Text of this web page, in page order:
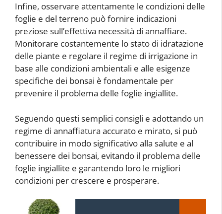
Infine, osservare attentamente le condizioni delle
foglie e del terreno può fornire indicazioni
preziose sull’effettiva necessità di annaffiare.
Monitorare costantemente lo stato di idratazione
delle piante e regolare il regime di irrigazione in
base alle condizioni ambientali e alle esigenze
specifiche dei bonsai è fondamentale per
prevenire il problema delle foglie ingiallite.
Seguendo questi semplici consigli e adottando un
regime di annaffiatura accurato e mirato, si può
contribuire in modo significativo alla salute e al
benessere dei bonsai, evitando il problema delle
foglie ingiallite e garantendo loro le migliori
condizioni per crescere e prosperare.